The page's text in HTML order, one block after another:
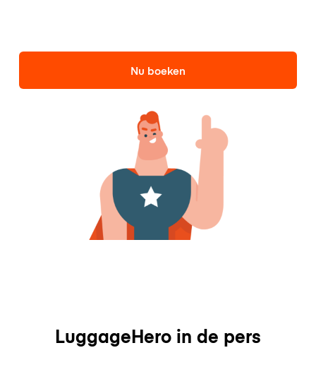
Nu boeken
LuggageHero in de pers